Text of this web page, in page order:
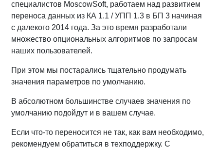
специалистов MoscowSoft, работаем над развитием
переноса данных из КА 1.1 / УПП 1.3 в БП 3 начиная
с далекого 2014 года. За это время разработали
множество опциональных алгоритмов по запросам
наших пользователей.
При этом мы постарались тщательно продумать
значения параметров по умолчанию.
В абсолютном большинстве случаев значения по
умолчанию подойдут и в вашем случае.
Если что-то переносится не так, как вам необходимо,
рекомендуем обратиться в техподдержку. С